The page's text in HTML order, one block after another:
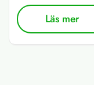
Läs mer